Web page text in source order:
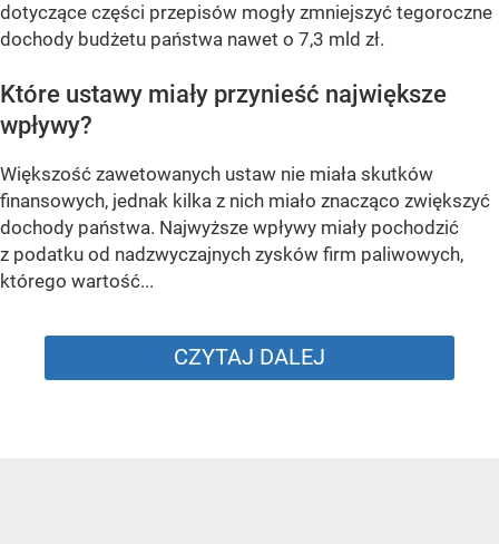
dotyczące części przepisów mogły zmniejszyć tegoroczne
dochody budżetu państwa nawet o 7,3 mld zł.
Które ustawy miały przynieść największe
wpływy?
Większość zawetowanych ustaw nie miała skutków
finansowych, jednak kilka z nich miało znacząco zwiększyć
dochody państwa. Najwyższe wpływy miały pochodzić
z podatku od nadzwyczajnych zysków firm paliwowych,
którego wartość...
CZYTAJ DALEJ